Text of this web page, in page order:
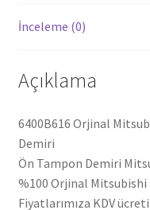
İnceleme (0)
Açıklama
6400B616 Orjinal
Demiri
Ön Tampon Demiri
%100 Orjinal Mitsubishi
Fiyatlarımıza KDV